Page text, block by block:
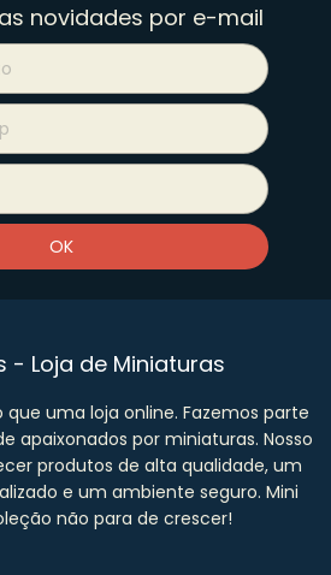
novidades por e-mail
- Loja de Miniaturas
que uma loja online. Fazemos parte
apaixonados por miniaturas. Nosso
produtos de alta qualidade, um
e um ambiente seguro. Mini
não para de crescer!